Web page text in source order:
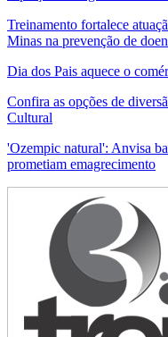
Treinamento fortalece
Minas na prevenção de
Dia dos Pais aquece o
Confira as opções de
Cultural
'Ozempic natural': Anvisa
prometiam emagrecimento